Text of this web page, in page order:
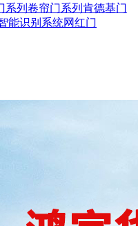
系列 卷帘门系列 肯德基门
能识别系统网红门